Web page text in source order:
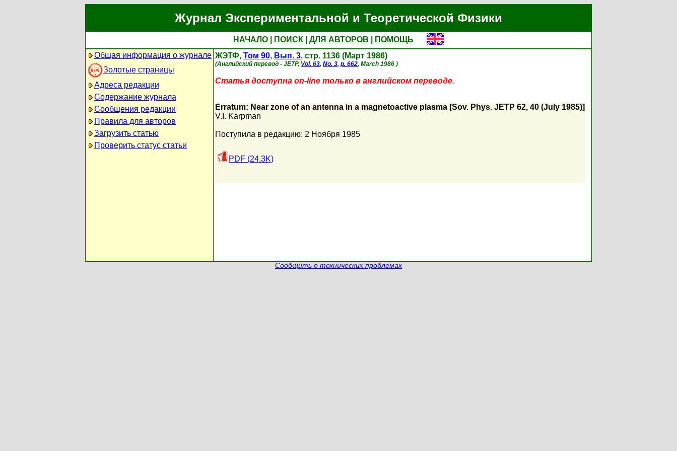
Журнал Экспериментальной и Теоретической Физики
НАЧАЛО ПОИСК ДЛЯ АВТОРОВ
ПОМОЩЬ
Общая информация о журнале
Золотые страницы
Адреса редакции
Содержание журнала
Сообщения редакции
Правила для авторов
Загрузить статью
Проверить статус статьи
ЖЭТФ, Том 90, Вып. 3, стр. 1136 (Март 1986)
(Английский перевод - JETP, Vol. 63, No. 3, p. 662, March 1986 )
Статья доступна on-line только в английском переводе.
Erratum: Near zone of an antenna in a magnetoactive plasma [Sov. Phys. JETP 62, 40 (July 1985)]
V.I. Karpman
Поступила в редакцию: 2 Ноября 1985
PDF (24.3K)
Сообщить о технических проблемах